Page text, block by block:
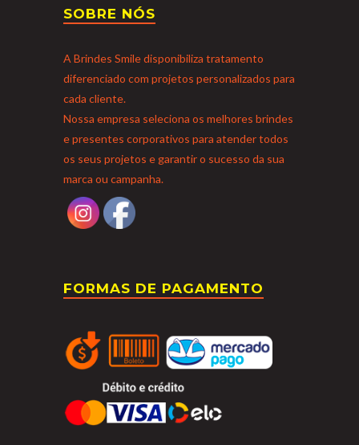
SOBRE NÓS
A Brindes Smile disponibiliza tratamento
diferenciado com projetos personalizados para
cada cliente.
Nossa empresa seleciona os melhores brindes
e presentes corporativos para atender todos
os seus projetos e garantir o sucesso da sua
marca ou campanha.
FORMAS DE PAGAMENTO